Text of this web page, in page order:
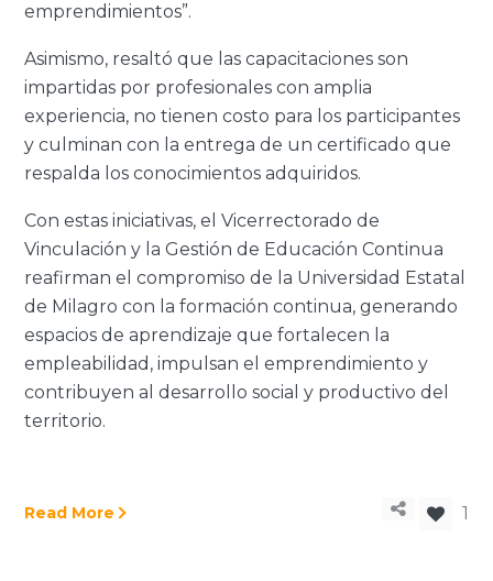
emprendimientos”.
Asimismo, resaltó que las capacitaciones son
impartidas por profesionales con amplia
experiencia, no tienen costo para los participantes
y culminan con la entrega de un certificado que
respalda los conocimientos adquiridos.
Con estas iniciativas, el Vicerrectorado de
Vinculación y la Gestión de Educación Continua
reafirman el compromiso de la Universidad Estatal
de Milagro con la formación continua, generando
espacios de aprendizaje que fortalecen la
empleabilidad, impulsan el emprendimiento y
contribuyen al desarrollo social y productivo del
territorio.
Read More 1